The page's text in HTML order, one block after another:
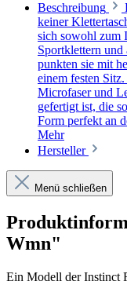
Beschreibung
keiner
sich sowohl zum
Sportklettern
punkten sie mit
einem festen
Microfaser und
gefertigt ist, die
Form perfekt an
Mehr
Hersteller
Menü schließen
Wmn"
Ein Modell der Instinct